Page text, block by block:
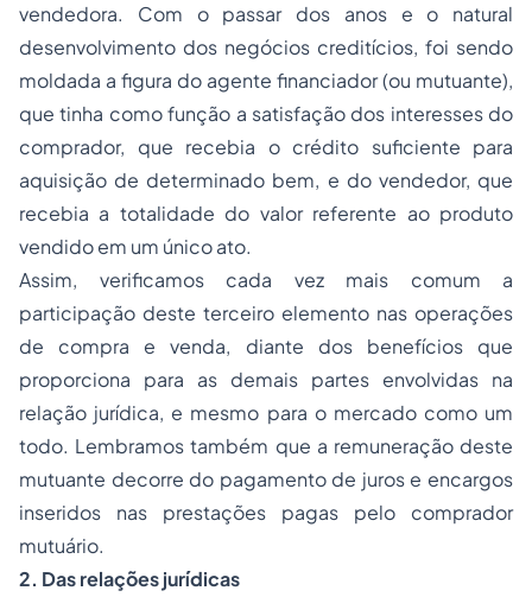
vendedora. Com o passar dos anos e o natural
desenvolvimento dos negócios creditícios, foi sendo
moldada a figura do agente financiador (ou mutuante),
que tinha como função a satisfação dos interesses do
comprador, que recebia o crédito suficiente para
aquisição de determinado bem, e do vendedor, que
recebia a totalidade do valor referente ao produto
vendido em um único ato.
Assim, verificamos cada vez mais comum a
participação deste terceiro elemento nas operações
de compra e venda, diante dos benefícios que
proporciona para as demais partes envolvidas na
relação jurídica, e mesmo para o mercado como um
todo. Lembramos também que a remuneração deste
mutuante decorre do pagamento de juros e encargos
inseridos nas prestações pagas pelo comprador
mutuário.
2. Das relações jurídicas